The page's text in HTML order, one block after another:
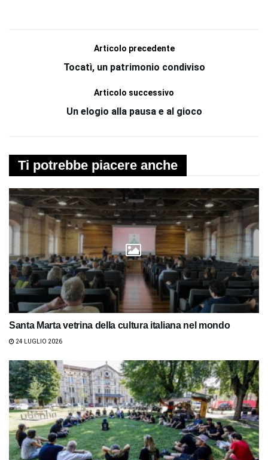
Articolo precedente
Tocatì, un patrimonio condiviso
Articolo successivo
Un elogio alla pausa e al gioco
Ti potrebbe piacere anche
Santa Marta vetrina della cultura italiana nel mondo
24 LUGLIO 2026